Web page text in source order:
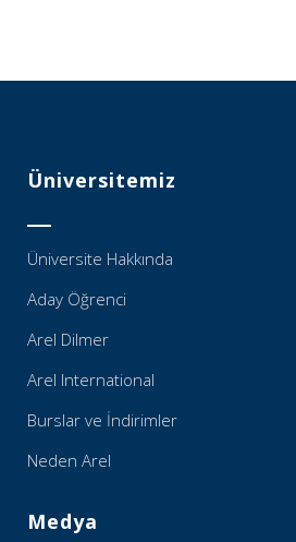
Üniversitemiz
Üniversite Hakkında
Aday Öğrenci
Arel Dilmer
Arel International
Burslar ve İndirimler
Neden Arel
Medya